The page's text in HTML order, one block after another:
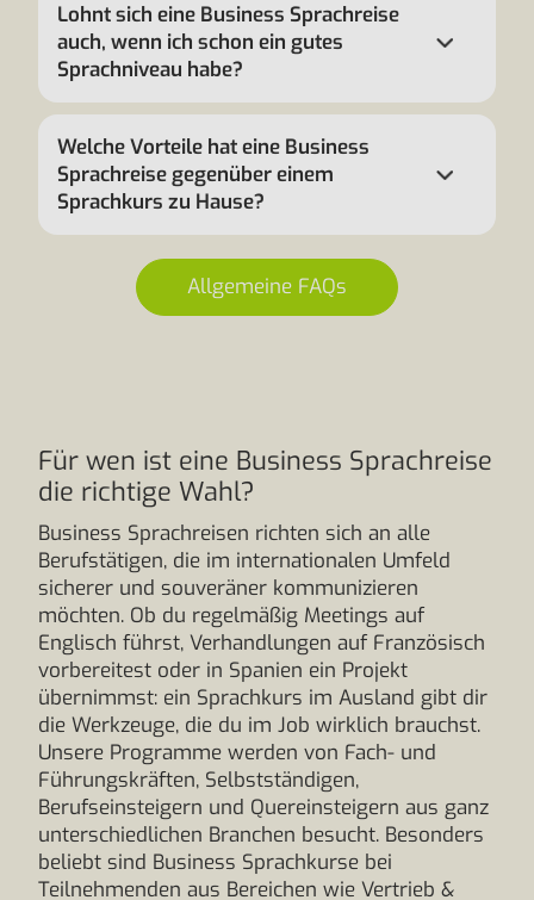
Lohnt sich eine Business Sprachreise
auch, wenn ich schon ein gutes
Sprachniveau habe?
Welche Vorteile hat eine Business
Sprachreise gegenüber einem
Sprachkurs zu Hause?
Allgemeine FAQs
Für wen ist eine Business Sprachreise
die richtige Wahl?
Business Sprachreisen richten sich an alle
Berufstätigen, die im internationalen Umfeld
sicherer und souveräner kommunizieren
möchten. Ob du regelmäßig Meetings auf
Englisch führst, Verhandlungen auf Französisch
vorbereitest oder in Spanien ein Projekt
übernimmst: ein Sprachkurs im Ausland gibt dir
die Werkzeuge, die du im Job wirklich brauchst.
Unsere Programme werden von Fach- und
Führungskräften, Selbstständigen,
Berufseinsteigern und Quereinsteigern aus ganz
unterschiedlichen Branchen besucht. Besonders
beliebt sind Business Sprachkurse bei
Teilnehmenden aus Bereichen wie Vertrieb &